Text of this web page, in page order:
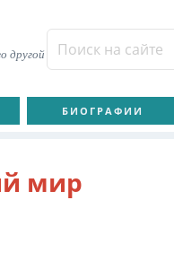
другой
БИОГРАФИИ
мир